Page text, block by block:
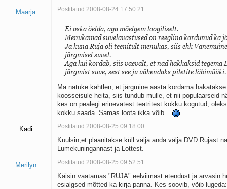
Maarja Postitatud 2008-08-24 17:50:21.
Ei oska öelda, aga mõelgem loogiliselt.
Menukamad suvelavastused on reeglina kordunud ka
Ja kuna Ruja oli teenitult menukas, siis ehk
järgmisel suvel.
Aga kui kordab, siis vaevalt, et nad hakkaksid tegema
järgmist suve, sest see ju vähendaks piletite läbimüüki.
Ma natuke kahtlen, et järgmine aasta kordama
koosseisule heita, siis tundub mulle, et nii populaarseid
kes on pealegi erinevatest teatritest kokku kogutud,
kokku saada. Samas loota ikka võib...
Kadi Postitatud 2008-08-25 09:18:00.
Kuulsin,et plaanitakse küll välja anda välja DVD Rujast
Lumekuningannast ja Lottest.
Merilyn Postitatud 2008-08-25 09:52:51.
Käisin vaatamas "RUJA" eelviimast etendust ja arvasin
esialgsed mõtted ka kirja panna. Kes soovib, võib lugeda: